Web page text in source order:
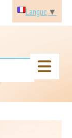
Langue ▼